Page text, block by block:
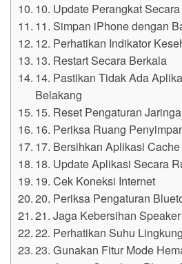
10. Update Perangkat
11. Simpan iPhone dengan
12. Perhatikan Indikator
13. Restart Secara Berkala
14. Pastikan Tidak Ada
Belakang
15. Reset Pengaturan
16. Periksa Ruang
17. Bersihkan Aplikasi Cache
18. Update Aplikasi Secara
19. Cek Koneksi Internet
20. Periksa Pengaturan
21. Jaga Kebersihan
22. Perhatikan Suhu
23. Gunakan Fitur Mode